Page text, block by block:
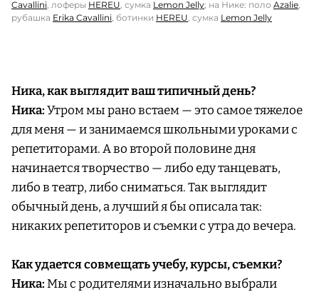
Cavallini , лоферы HEREU , сумка Lemon Jelly; на Нике: поло Azalie
рубашка Erika Cavallini , ботинки HEREU , сумка Lemon Jelly
Ника, как выглядит ваш типичный день?
Ника:Утром мы рано встаем — это самое тяжелое
для меня — и занимаемся школьными уроками с
репетиторами. А во второй половине дня
начинается творчество — либо еду танцевать,
либо в театр, либо сниматься. Так выглядит
обычный день, а лучший я бы описала так:
никаких репетиторов и съемки с утра до вечера.
Как удается совмещать учебу, курсы, съемки?
Ника:Мы с родителями изначально выбрали